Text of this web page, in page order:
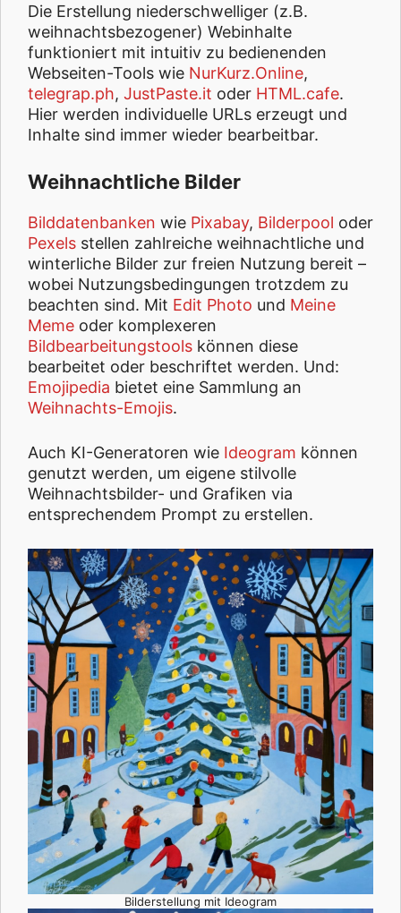
Die Erstellung niederschwelliger (z.B.
weihnachtsbezogener) Webinhalte
funktioniert mit intuitiv zu bedienenden
Webseiten-Tools wie NurKurz.Online,
telegrap.ph, JustPaste.it oder HTML.cafe.
Hier werden individuelle URLs erzeugt und
Inhalte sind immer wieder bearbeitbar.
Weihnachtliche Bilder
Bilddatenbanken wie Pixabay, Bilderpool oder
Pexels stellen zahlreiche weihnachtliche und
winterliche Bilder zur freien Nutzung bereit –
wobei Nutzungsbedingungen trotzdem zu
beachten sind. Mit Edit Photo und Meine
Meme oder komplexeren
Bildbearbeitungstools können diese
bearbeitet oder beschriftet werden. Und:
Emojipedia bietet eine Sammlung an
Weihnachts-Emojis.
Auch KI-Generatoren wie Ideogram können
genutzt werden, um eigene stilvolle
Weihnachtsbilder- und Grafiken via
entsprechendem Prompt zu erstellen.
Bilderstellung mit Ideogram